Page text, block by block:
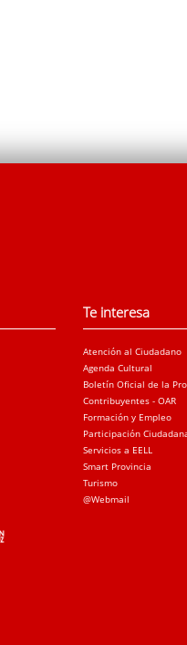
Te interesa
Atención al Ciudadano
Agenda Cultural
Boletín Oficial de la
Contribuyentes - OAR
Formación y Empleo
Participación
Servicios a EELL
Smart Provincia
Turismo
@Webmail